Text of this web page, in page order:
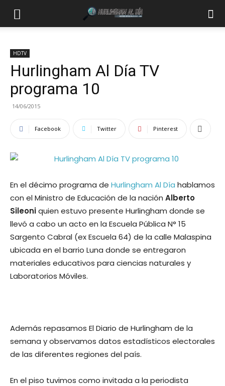
HDTV
Hurlingham Al Día TV
programa 10
14/06/2015
Facebook Twitter Pinterest
En el décimo programa de Hurlingham Al Día hablamos
con el Ministro de Educación de la nación Alberto
Sileoniquien estuvo presente Hurlingham donde se
llevó a cabo un acto en la Escuela Pública N° 15
Sargento Cabral (ex Escuela 64) de la calle Malaspina
ubicada en el barrio Luna donde se entregaron
materiales educativos para ciencias naturales y
Laboratorios Móviles.
Además repasamos El Diario de Hurlingham de la
semana y observamos datos estadísticos electorales
de las diferentes regiones del país.
En el piso tuvimos como invitada a la periodista